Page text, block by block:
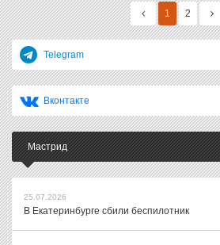
1 2
Telegram
Вконтакте
Мастрид
25.07.2026
В Екатеринбурге сбили беспилотник